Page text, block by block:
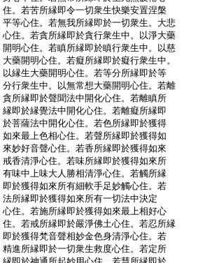
住。若苦所縁即令一切衆生快樂安置涅槃
平等心住。若無我所縁即於一切衆生。大悲
心住。若貪所縁即於貪行衆生中。以淨大藥
開明心住。若瞋所縁即於瞋行衆生中。以慈
大藥開明心住。若癡所縁即於癡行衆生中。
以縁生大藥開明心住。若等分所縁即於等
分行衆生中。以無常想大藥開明心住。若離
貪所縁即於聲聞法中開化心住。若離瞋所
縁即於縁覺法中開化心住。若離癡所縁即
於菩薩法中開化心住。若色所縁即於獲得
如來最上色相心住。若聲所縁即於獲得如
來妙好音聲心住。若香所縁即於獲得如來
戒香清淨心住。若味所縁即於獲得如來所
有味中上味大人勝相清淨心住。若觸所縁
即於獲得如來所有細軟手足妙觸心住。若
法所縁即於獲得如來所有一切法中決定
心住。若施所縁即於獲得如來最上相好心
住。若戒所縁即於嚴淨佛土心住。若忍所縁
即於獲得梵音聲相妙金色身清淨心住。若
精進所縁即於一切衆生救度心住。若定所